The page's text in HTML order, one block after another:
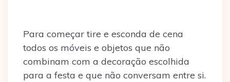
Para começar tire e esconda de cena
todos os móveis e objetos que não
combinam com a decoração escolhida
para a festa e que não conversam entre si.